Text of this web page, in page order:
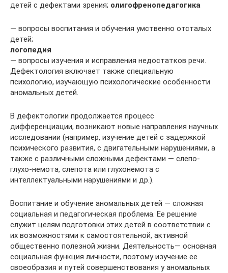
детей с дефектами зрения; олигофренопедагогика
— вопросы воспитания и обучения умственно отсталых
детей;
логопедия
— вопросы изучения и исправления недостатков речи.
Дефектология включает также специальную
психологию, изучающую психологические особенности
аномальных детей.
В дефектологии продолжается процесс
дифференциации, возникают новые направления научных
исследовании (например, изучение детей с задержкой
психического развития, с двигательными нарушениями, а
также с различными сложными дефектами — слепо-
глухо-немота, слепота или глухонемота с
интеллектуальными нарушениями и др.).
Воспитание и обучение аномальных детей — сложная
социальная и педагогическая проблема. Ее решение
служит целям подготовки этих детей в соответствии с
их возможностями к самостоятельной, активной
общественно полезной жизни. Деятельность— основная
социальная функция личности, поэтому изучение ее
своеобразия и путей совершенствования у аномальных